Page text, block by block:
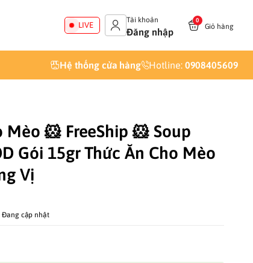
LIVE
Tài khoản
Đăng nhập
0
Giỏ hàng
Hệ thống cửa hàng Hotline: 0908405609
Mèo 🐹 FreeShip 🐹 Soup
Gói 15gr Thức Ăn Cho Mèo
Vị
Đang cập nhật